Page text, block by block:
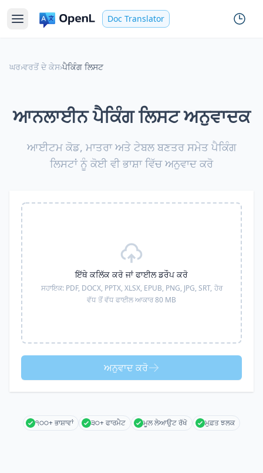
Doc Translator
ਘਰ›ਵਰਤੋਂ ਦੇ ਕੇਸ›ਪੈਕਿੰਗ ਲਿਸਟ
ਆਨਲਾਈਨ ਪੈਕਿੰਗ ਲਿਸਟ ਅਨੁਵਾਦਕ
ਆਈਟਮ ਕੋਡ, ਮਾਤਰਾ ਅਤੇ ਟੇਬਲ ਬਣਤਰ ਸਮੇਤ ਪੈਕਿੰਗ
ਲਿਸਟਾਂ ਨੂੰ ਕੋਈ ਵੀ ਭਾਸ਼ਾ ਵਿੱਚ ਅਨੁਵਾਦ ਕਰੋ
ਇੱਥੇ ਕਲਿੱਕ ਕਰੋ ਜਾਂ ਫਾਈਲ ਡਰੌਪ ਕਰੋ
ਸਹਾਇਕ: PDF, DOCX, PPTX, XLSX, EPUB, PNG, JPG, SRT, ਹੋਰ
ਵੱਧ ਤੋਂ ਵੱਧ ਫਾਈਲ ਆਕਾਰ 80 MB
ਅਨੁਵਾਦ ਕਰੋ
੧੦੦+ ਭਾਸ਼ਾਵਾਂ ੩੦+ ਫਾਰਮੈਟ ਮੂਲ ਲੇਆਉਟ ਰੱਖੋ ਮੁਫ਼ਤ ਝਲਕ